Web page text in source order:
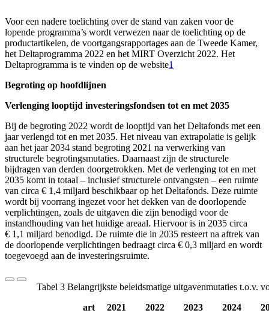
Voor een nadere toelichting over de stand van zaken voor de
lopende programma’s wordt verwezen naar de toelichting op de
productartikelen, de voortgangsrapportages aan de Tweede Kamer,
het Deltaprogramma 2022 en het MIRT Overzicht 2022. Het
Deltaprogramma is te vinden op de website1
Begroting op hoofdlijnen
Verlenging looptijd investeringsfondsen tot en met 2035
Bij de begroting 2022 wordt de looptijd van het Deltafonds met een
jaar verlengd tot en met 2035. Het niveau van extrapolatie is gelijk
aan het jaar 2034 stand begroting 2021 na verwerking van
structurele begrotingsmutaties. Daarnaast zijn de structurele
bijdragen van derden doorgetrokken. Met de verlenging tot en met
2035 komt in totaal – inclusief structurele ontvangsten – een ruimte
van circa € 1,4 miljard beschikbaar op het Deltafonds. Deze ruimte
wordt bij voorrang ingezet voor het dekken van de doorlopende
verplichtingen, zoals de uitgaven die zijn benodigd voor de
instandhouding van het huidige areaal. Hiervoor is in 2035 circa
€ 1,1 miljard benodigd. De ruimte die in 2035 resteert na aftrek van
de doorlopende verplichtingen bedraagt circa € 0,3 miljard en wordt
toegevoegd aan de investeringsruimte.
Tabel 3 Belangrijkste beleidsmatige uitgavenmutaties t.o.v.
art
2021 2022 2023 2024